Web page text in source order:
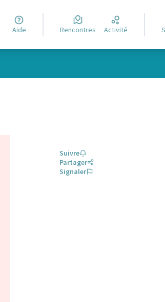
Aide Rencontres Activité
Suivre
Partager
Signaler